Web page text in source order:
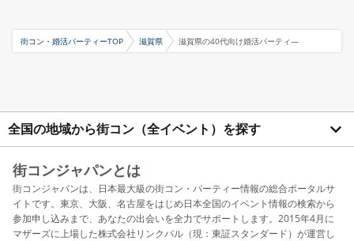
街コン・婚活パーティーTOP 滋賀県 滋賀県の40代向け婚活パーティ―
全国の地域から街コン（全イベント）を探す
街コンジャパンとは
街コンジャパンは、日本最大級の街コン・パーティー情報の総合ポータルサ
イトです。東京、大阪、名古屋をはじめ日本全国のイベント情報の検索から
参加申し込みまで、あなたの出会いを全力でサポートします。2015年4月に
マザーズに上場した株式会社リンクバル（現：東証スタンダード）が運営し